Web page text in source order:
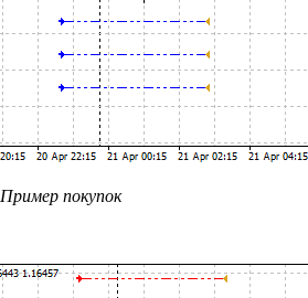
Пример покупок